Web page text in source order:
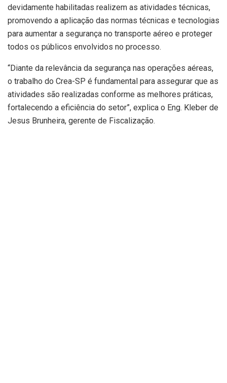
devidamente habilitadas realizem as atividades técnicas,
promovendo a aplicação das normas técnicas e tecnologias
para aumentar a segurança no transporte aéreo e proteger
todos os públicos envolvidos no processo.
“Diante da relevância da segurança nas operações aéreas,
o trabalho do Crea-SP é fundamental para assegurar que as
atividades são realizadas conforme as melhores práticas,
fortalecendo a eficiência do setor”, explica o Eng. Kleber de
Jesus Brunheira, gerente de Fiscalização.